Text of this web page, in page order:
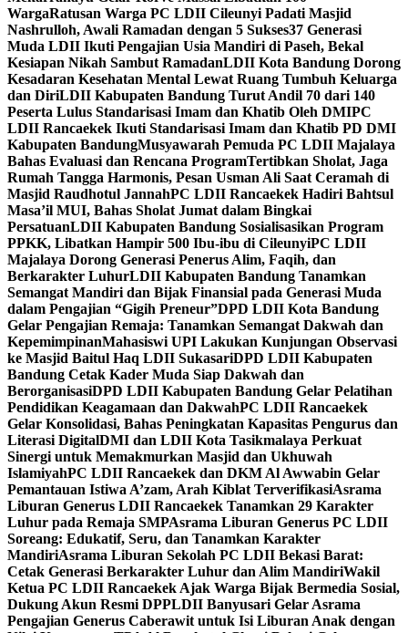
WargaRatusan Warga PC LDII Cileunyi Padati Masjid
Nashrulloh, Awali Ramadan dengan 5 Sukses37 Generasi
Muda LDII Ikuti Pengajian Usia Mandiri di Paseh, Bekal
Kesiapan Nikah Sambut RamadanLDII Kota Bandung Dorong
Kesadaran Kesehatan Mental Lewat Ruang Tumbuh Keluarga
dan DiriLDII Kabupaten Bandung Turut Andil 70 dari 140
Peserta Lulus Standarisasi Imam dan Khatib Oleh DMIPC
LDII Rancaekek Ikuti Standarisasi Imam dan Khatib PD DMI
Kabupaten BandungMusyawarah Pemuda PC LDII Majalaya
Bahas Evaluasi dan Rencana ProgramTertibkan Sholat, Jaga
Rumah Tangga Harmonis, Pesan Usman Ali Saat Ceramah di
Masjid Raudhotul JannahPC LDII Rancaekek Hadiri Bahtsul
Masa’il MUI, Bahas Sholat Jumat dalam Bingkai
PersatuanLDII Kabupaten Bandung Sosialisasikan Program
PPKK, Libatkan Hampir 500 Ibu-ibu di CileunyiPC LDII
Majalaya Dorong Generasi Penerus Alim, Faqih, dan
Berkarakter LuhurLDII Kabupaten Bandung Tanamkan
Semangat Mandiri dan Bijak Finansial pada Generasi Muda
dalam Pengajian “Gigih Preneur”DPD LDII Kota Bandung
Gelar Pengajian Remaja: Tanamkan Semangat Dakwah dan
KepemimpinanMahasiswi UPI Lakukan Kunjungan Observasi
ke Masjid Baitul Haq LDII SukasariDPD LDII Kabupaten
Bandung Cetak Kader Muda Siap Dakwah dan
BerorganisasiDPD LDII Kabupaten Bandung Gelar Pelatihan
Pendidikan Keagamaan dan DakwahPC LDII Rancaekek
Gelar Konsolidasi, Bahas Peningkatan Kapasitas Pengurus dan
Literasi DigitalDMI dan LDII Kota Tasikmalaya Perkuat
Sinergi untuk Memakmurkan Masjid dan Ukhuwah
IslamiyahPC LDII Rancaekek dan DKM Al Awwabin Gelar
Pemantauan Istiwa A’zam, Arah Kiblat TerverifikasiAsrama
Liburan Generus LDII Rancaekek Tanamkan 29 Karakter
Luhur pada Remaja SMPAsrama Liburan Generus PC LDII
Soreang: Edukatif, Seru, dan Tanamkan Karakter
MandiriAsrama Liburan Sekolah PC LDII Bekasi Barat:
Cetak Generasi Berkarakter Luhur dan Alim MandiriWakil
Ketua PC LDII Rancaekek Ajak Warga Bijak Bermedia Sosial,
Dukung Akun Resmi DPPLDII Banyusari Gelar Asrama
Pengajian Generus Caberawit untuk Isi Liburan Anak dengan